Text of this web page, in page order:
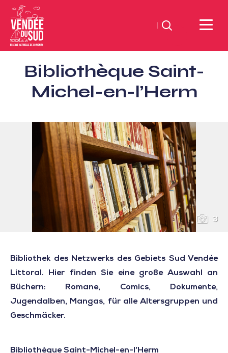
Sud
Vendée
TourismusSüd
Suchen
Bibliothèque Saint-
Michel-en-l’Herm
3
Bibliothek des Netzwerks des Gebiets Sud Vendée
Littoral. Hier finden Sie eine große Auswahl an
Büchern: Romane, Comics, Dokumente,
Jugendalben, Mangas, für alle Altersgruppen und
Geschmäcker.
Bibliothèque Saint-Michel-en-l’Herm